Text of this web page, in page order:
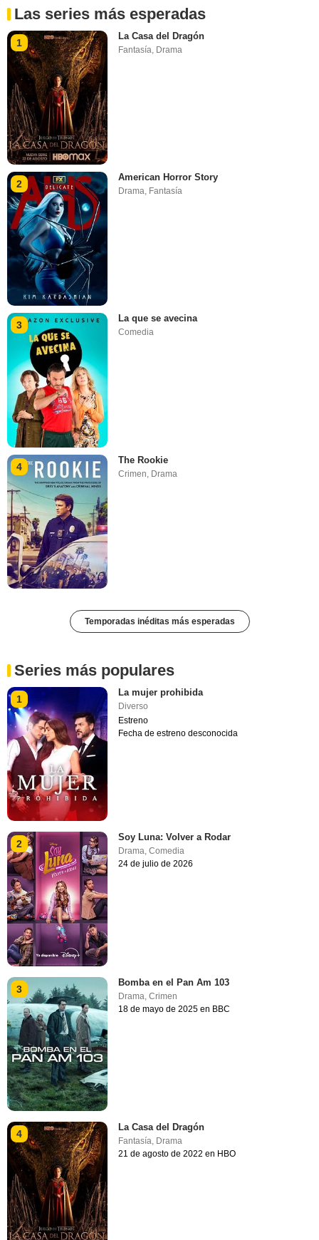
Las series más esperadas
1
La Casa del Dragón
Fantasía, Drama
2
American Horror Story
Drama, Fantasía
3
La que se avecina
Comedia
4
The Rookie
Crimen Drama
Temporadas inéditas más esperadas
Series más populares
1
La mujer prohibida
Diverso
Estreno
Fecha de estreno desconocida
2
Soy Luna: Volver a Rodar
Drama,Comedia
24 de julio de 2026
3
Bomba en el Pan Am 103
Drama ,Crimen
18 de mayo de 2025 en BBC
4
La Casa del Dragón
Fantasía, Drama
21 de agosto de 2022 en HBO